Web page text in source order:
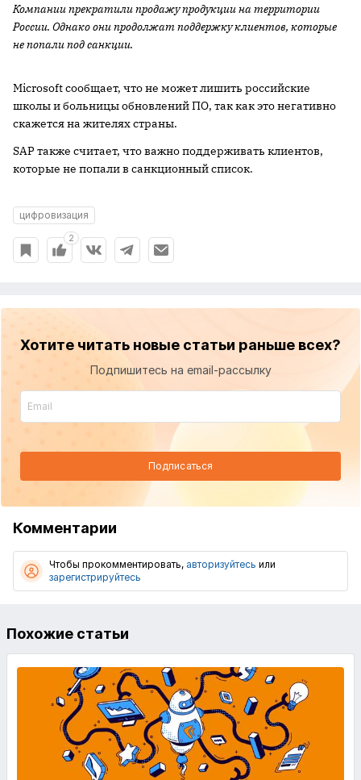
Компании прекратили продажу продукции на территории
России. Однако они продолжат поддержку клиентов, которые
не попали под санкции.
Microsoft сообщает, что не может лишить российские
школы и больницы обновлений ПО, так как это негативно
скажется на жителях страны.
SAP также считает, что важно поддерживать клиентов,
которые не попали в санкционный список.
цифровизация
2
Хотите читать новые статьи раньше всех?
Подпишитесь на email-рассылку
Подписаться
Комментарии
Чтобы прокомментировать, авторизуйтесь или
зарегистрируйтесь
Похожие статьи